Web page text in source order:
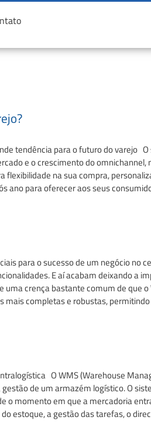
tendência para o futuro do varejo
e o crescimento do
na sua compra,
para oferecer aos seus
para o sucesso de um negócio
E aí acabam deixando a
crença bastante comum de que
completas e robustas,
O WMS (Warehouse
de um armazém logístico. O
momento em que a mercadoria
estoque, a gestão das tarefas, o